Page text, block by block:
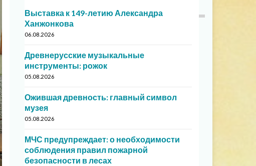
Выставка к 149-летию Александра
Ханжонкова
06.08.2026
Древнерусские музыкальные
инструменты: рожок
05.08.2026
Ожившая древность: главный символ
музея
05.08.2026
МЧС предупреждает: о необходимости
соблюдения правил пожарной
безопасности в лесах